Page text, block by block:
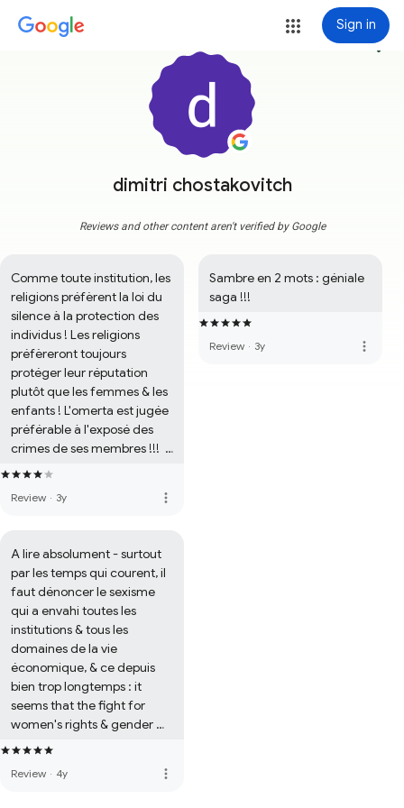
Sign in
dimitri chostakovitch
more_vert
Reviews and other content aren't verified by Google
Comme toute institution, les
religions préfèrent la loi du
silence à la protection des
individus ! Les religions
préfèreront toujours
protéger leur réputation
plutôt que les femmes & les
enfants ! L'omerta est jugée
préférable à l'exposé des
crimes de ses membres !!!
                             Honte à toutes
pédophiles : "homme de
manipuler les enfants (au
sens propre comme au sens
figuré !), & leur famille (bien
crédules, les familles...
Aveuglées par leur
dogmatisme !)... Honte à
Barbarin & à tous ses sbires !
Honte au Vatican & à
George Pell, son n°3, & honte
à une justice complice du
pouvoir patriarcal, qui l'a
dédouané en appel !!! Ah...
Review · 3y more_vert
Sambre en 2 mots : géniale
saga !!!
Review · 3y more_vert
A lire absolument - surtout
par les temps qui courent, il
faut dénoncer le sexisme
qui a envahi toutes les
institutions & tous les
domaines de la vie
économique, & ce depuis
bien trop longtemps : it
seems that the fight for
women's rights & gender
equality has just begun !!!
Review · 4y more_vert